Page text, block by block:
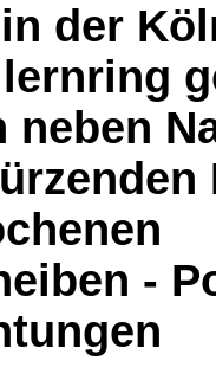
der
neben
-